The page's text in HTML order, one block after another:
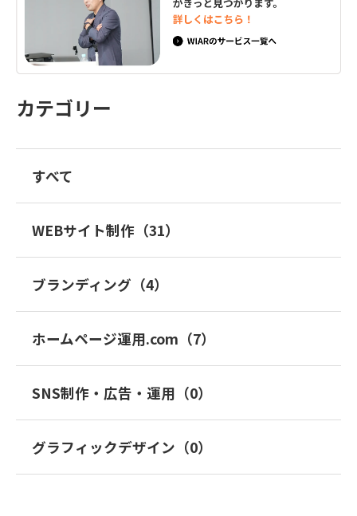
カテゴリー
すべて
WEBサイト制作（31）
ブランディング（4）
ホームページ運用.com（7）
SNS制作・広告・運用（0）
グラフィックデザイン（0）